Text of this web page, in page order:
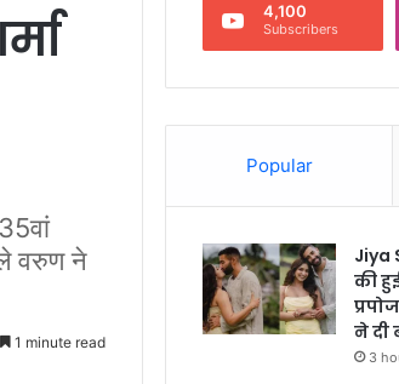
वरुण ने
1 minute read
4,100
Subscribers
Popular
Jiya
की
ने दी
3